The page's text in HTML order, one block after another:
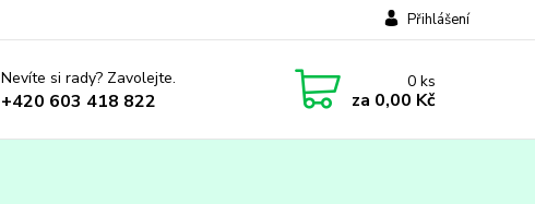
Přihlášení
Nevíte si rady? Zavolejte.
+420 603 418 822
0ks
za 0,00 Kč